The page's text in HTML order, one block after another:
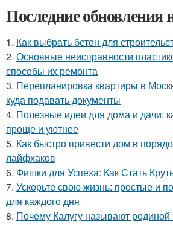
Последние обновления
1. Как выбрать бетон для
2. Основные неисправности
способы их ремонта
3. Перепланировка квартиры в
куда подавать документы
4. Полезные идеи для дома и дачи:
проще и уютнее
5. Как быстро привести дом в
лайфхаков
6. Фишки для Успеха: Как Стать
7. Ускорьте свою жизнь: простые и
для каждого дня
8. Почему Калугу называют родиной